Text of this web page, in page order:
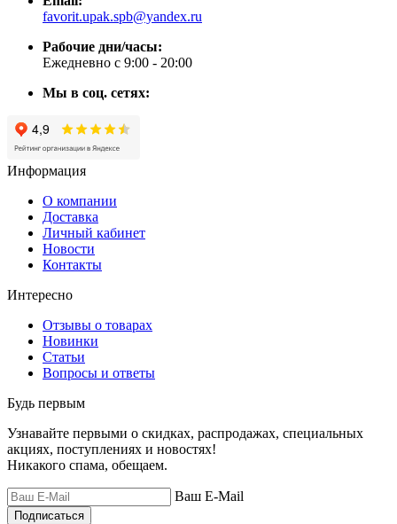
favorit.upak.spb@yandex.ru
Рабочие дни/часы:
Ежедневно с 9:00 - 20:00
Мы в соц. сетях:
Информация
О компании
Доставка
Личный кабинет
Новости
Контакты
Интересно
Отзывы о товарах
Новинки
Статьи
Вопросы и ответы
Будь первым
Узнавайте первыми о скидках, распродажах, специальных
акциях, поступлениях и новостях!
Никакого спама, обещаем.
Ваш E-Mail
Подписаться